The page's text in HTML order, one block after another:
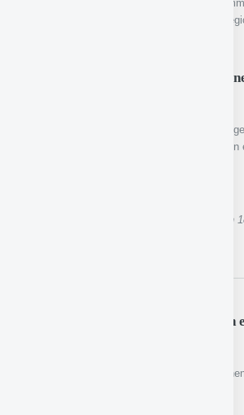
Daniel Meßner hat einen „Torriecher“ und
muss man sehen, inwieweit er sich gegen
Gelingt es auch Spieler aus der
Das ist ganz schwierig. Wir sind dabei, im
aufzurüsten. Langfristig wollen wir jede
Björn Schnitzer macht gleich den Elfer gegen
Bleibt Björn Schnitzer? Er ist ja ein
Björn wird bleiben. Er hat in diesem Jahr